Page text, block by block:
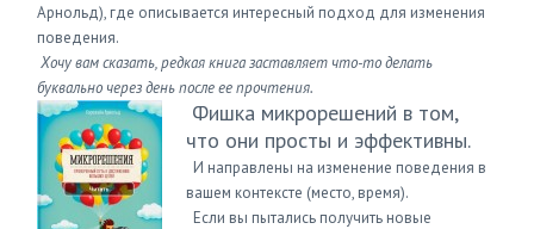
Арнольд), где описывается интересный подход для изменения
поведения.
Хочу вам сказать, редкая книга заставляет что-то делать
буквально через день после ее прочтения.
Фишка микрорешений в том,
что они просты и эффективны.
И направлены на изменение поведения в
вашем контексте (место, время).
Если вы пытались получить новые